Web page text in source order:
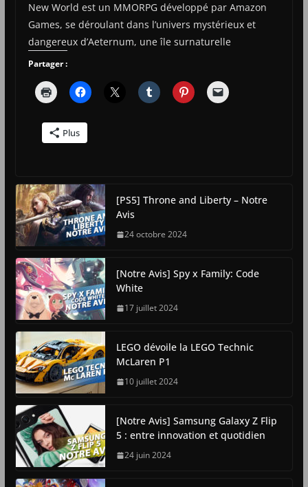
New World est un MMORPG développé par Amazon
Games, se déroulant dans l’univers mystérieux et
dangereux d’Aeternum, une île surnaturelle
Partager :
Plus
[PS5] Throne and Liberty – Notre
Avis
24 octobre 2024
[Notre Avis] Spy x Family: Code
White
17 juillet 2024
LEGO dévoile la LEGO Technic
McLaren P1
10 juillet 2024
[Notre Avis] Samsung Galaxy Z Flip
5 : entre innovation et quotidien
24 juin 2024